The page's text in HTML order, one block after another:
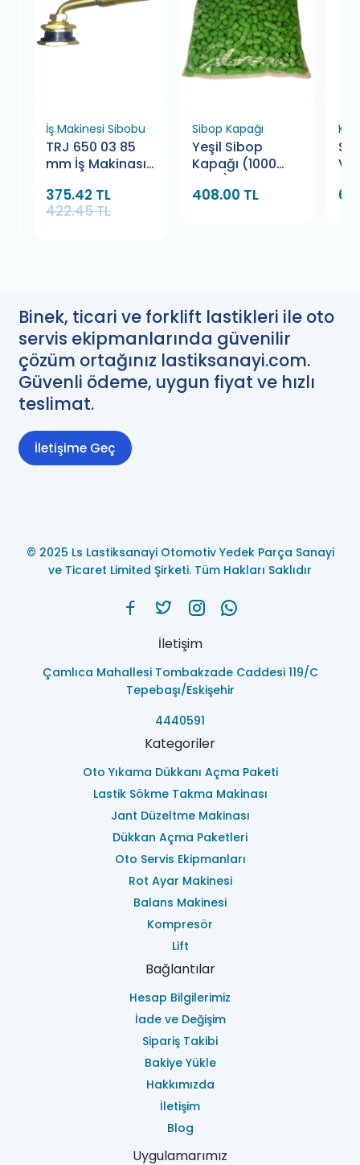
İş Makinesi Sibobu
TRJ 650 03 85
mm İş Makinası
375.42 TL
422.45 TL
Sibop Kapağı
Yeşil Sibop
Kapağı (1000
Adet)
408.00 TL
Binek, ticari ve forklift lastikleri ile oto
servis ekipmanlarında güvenilir
çözüm ortağınız lastiksanayi.com.
Güvenli ödeme, uygun fiyat ve hızlı
teslimat.
İletişime Geç
© 2025 Ls Lastiksanayi Otomotiv Yedek Parça Sanayi
ve Ticaret Limited Şirketi. Tüm Hakları Saklıdır
İletişim
Çamlıca Mahallesi Tombakzade Caddesi 119/C
Tepebaşı/Eskişehir
4440591
Kategoriler
Oto Yıkama Dükkanı Açma Paketi
Lastik Sökme Takma Makinası
Jant Düzeltme Makinası
Dükkan Açma Paketleri
Oto Servis Ekipmanları
Rot Ayar Makinesi
Balans Makinesi
Kompresör
Lift
Bağlantılar
Hesap Bilgilerimiz
İade ve Değişim
Sipariş Takibi
Bakiye Yükle
Hakkımızda
İletişim
Blog
Uygulamarımız